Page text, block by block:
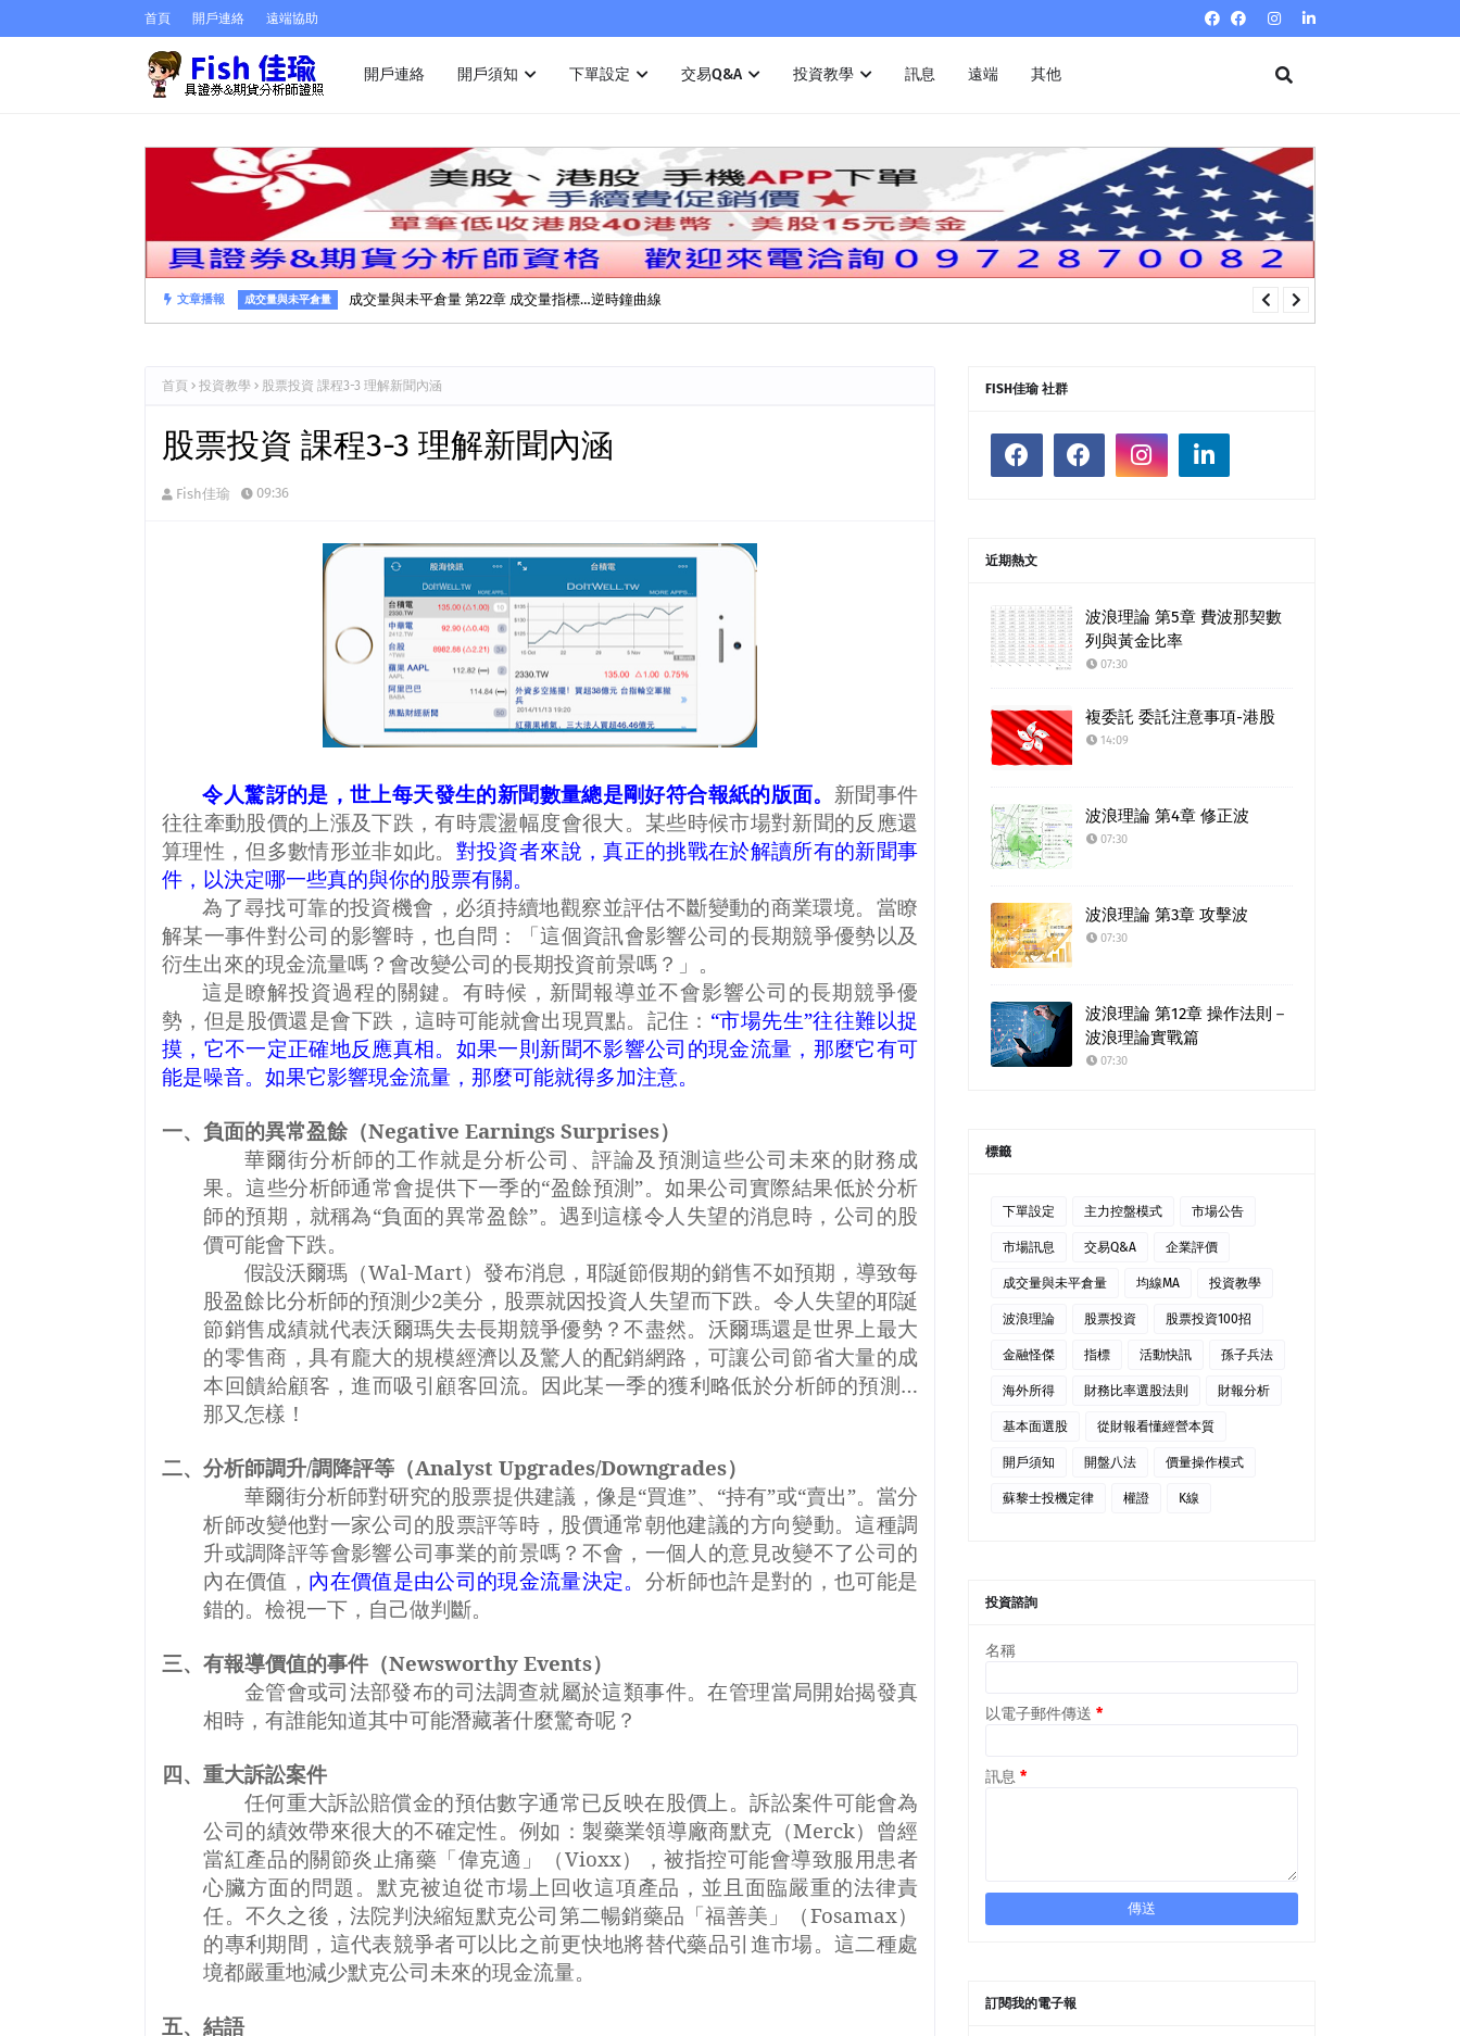
首頁 開戶連絡 遠端協助
開戶連絡 開戶須知 下單設定 交易Q&A 投資教學 訊息 遠端 其他
文章播報 成交量與未平倉量 成交量與未平倉量 第22章 成交量指標…逆時鐘曲線
首頁 投資教學 股票投資 課程3-3 理解新聞內涵
股票投資 課程3-3 理解新聞內涵
Fish佳瑜 09:36
令人驚訝的是，世上每天發生的新聞數量總是剛好符合報紙的版面。 新聞事件
往往牽動股價的上漲及下跌，有時震盪幅度會很大。某些時候市場對新聞的反應還
算理性，但多數情形並非如此。 對投資者來說，真正的挑戰在於解讀所有的新聞事
件，以決定哪一些真的與你的股票有關。
為了尋找可靠的投資機會，必須持續地觀察並評估不斷變動的商業環境。當瞭
解某一事件對公司的影響時，也自問：「這個資訊會影響公司的長期競爭優勢以及
衍生出來的現金流量嗎？會改變公司的長期投資前景嗎？」。
這是瞭解投資過程的關鍵。有時候，新聞報導並不會影響公司的長期競爭優
勢，但是股價還是會下跌，這時可能就會出現買點。記住： “市場先生”往往難以捉
摸，它不一定正確地反應真相。如果一則新聞不影響公司的現金流量，那麼它有可
能是噪音。如果它影響現金流量，那麼可能就得多加注意。
一、負面的異常盈餘（Negative Earnings Surprises）
華爾街分析師的工作就是分析公司、評論及預測這些公司未來的財務成
果。這些分析師通常會提供下一季的“盈餘預測”。如果公司實際結果低於分析
師的預期，就稱為“負面的異常盈餘”。遇到這樣令人失望的消息時，公司的股
價可能會下跌。
假設沃爾瑪（Wal-Mart）發布消息，耶誕節假期的銷售不如預期，導致每
股盈餘比分析師的預測少2美分，股票就因投資人失望而下跌。令人失望的耶誕
節銷售成績就代表沃爾瑪失去長期競爭優勢？不盡然。沃爾瑪還是世界上最大
的零售商，具有龐大的規模經濟以及驚人的配銷網路，可讓公司節省大量的成
本回饋給顧客，進而吸引顧客回流。因此某一季的獲利略低於分析師的預測…
那又怎樣！
二、分析師調升/調降評等（Analyst Upgrades/Downgrades）
華爾街分析師對研究的股票提供建議，像是“買進”、“持有”或“賣出”。當分
析師改變他對一家公司的股票評等時，股價通常朝他建議的方向變動。這種調
升或調降評等會影響公司事業的前景嗎？不會，一個人的意見改變不了公司的
內在價值， 內在價值是由公司的現金流量決定。 分析師也許是對的，也可能是
錯的。檢視一下，自己做判斷。
三、有報導價值的事件（Newsworthy Events）
金管會或司法部發布的司法調查就屬於這類事件。在管理當局開始揭發真
相時，有誰能知道其中可能潛藏著什麼驚奇呢？
四、重大訴訟案件
任何重大訴訟賠償金的預估數字通常已反映在股價上。訴訟案件可能會為
公司的績效帶來很大的不確定性。例如：製藥業領導廠商默克（Merck）曾經
當紅產品的關節炎止痛藥「偉克適」（Vioxx），被指控可能會導致服用患者
心臟方面的問題。默克被迫從市場上回收這項產品，並且面臨嚴重的法律責
任。不久之後，法院判決縮短默克公司第二暢銷藥品「福善美」（Fosamax）
的專利期間，這代表競爭者可以比之前更快地將替代藥品引進市場。這二種處
境都嚴重地減少默克公司未來的現金流量。
五、結語
FISH佳瑜 社群
近期熱文
波浪理論 第5章 費波那契數
列與黃金比率
07:30
複委託 委託注意事項-港股
14:09
波浪理論 第4章 修正波
07:30
波浪理論 第3章 攻擊波
07:30
波浪理論 第12章 操作法則－
波浪理論實戰篇
07:30
標籤
下單設定 主力控盤模式 市場公告
市場訊息 交易Q&A 企業評價
成交量與未平倉量 均線MA 投資教學
波浪理論 股票投資 股票投資100招
金融怪傑 指標 活動快訊 孫子兵法
海外所得 財務比率選股法則 財報分析
基本面選股 從財報看懂經營本質
開戶須知 開盤八法 價量操作模式
蘇黎士投機定律 權證 K線
投資諮詢
名稱
以電子郵件傳送 *
訊息 *
訂閱我的電子報